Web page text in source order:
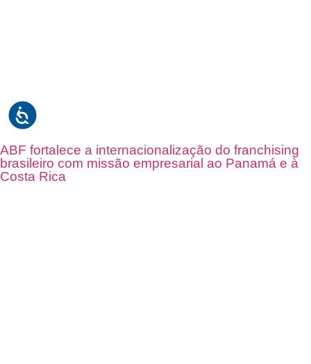
ABF fortalece a internacionalização do franchising
brasileiro com missão empresarial ao Panamá e à
Costa Rica